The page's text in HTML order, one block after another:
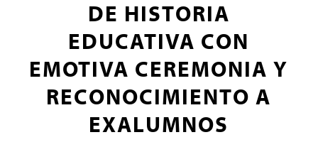
DE HISTORIA
EDUCATIVA CON
EMOTIVA CEREMONIA Y
RECONOCIMIENTO A
EXALUMNOS